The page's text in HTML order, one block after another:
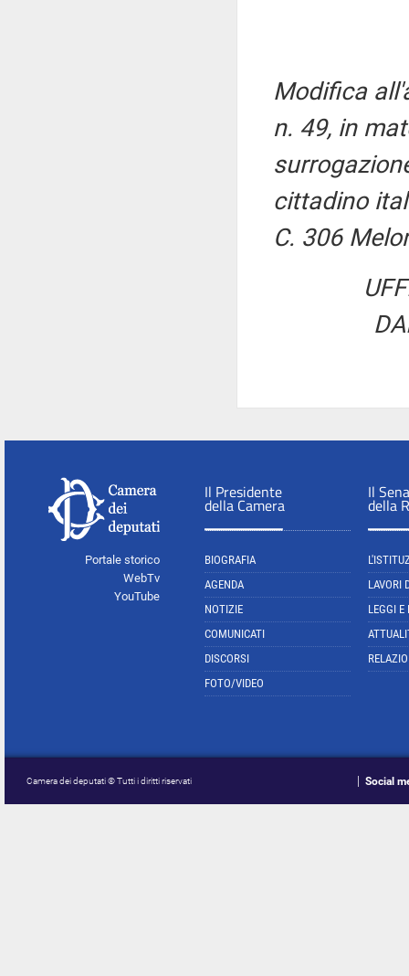
Modifica
n. 49, in
cittadino
C. 306
Portale storico
WebTv
YouTube
Il Presidente
della Camera
BIOGRAFIA
AGENDA
NOTIZIE
COMUNICATI
DISCORSI
FOTO/VIDEO
Il
della
LAVORI
LEGGI E
Camera dei deputati © Tutti i diritti riservati Social